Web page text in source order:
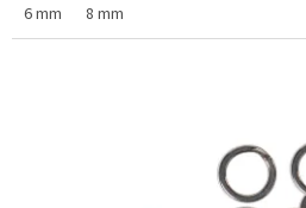
6 mm
8 mm